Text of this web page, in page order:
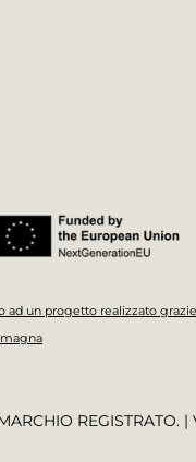
ad un progetto realizzato
REGISTRATO. |